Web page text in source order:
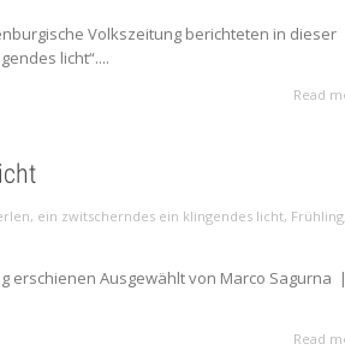
Volkszeitung berichteten in dieser
licht“....
Read
, ein zwitscherndes ein klingendes licht, Frühling
erschienen Ausgewählt von Marco Sagurna |
Read